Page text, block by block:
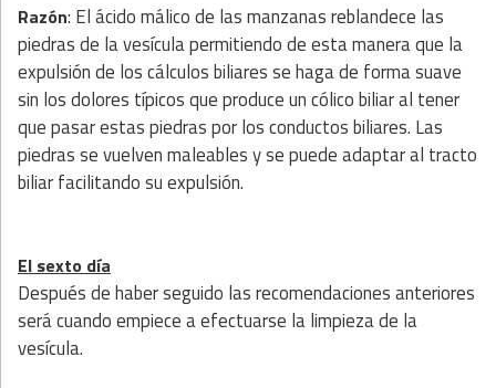
Razón: El ácido málico de las manzanas reblandece las
piedras de la vesícula permitiendo de esta manera que la
expulsión de los cálculos biliares se haga de forma suave
sin los dolores típicos que produce un cólico biliar al tener
que pasar estas piedras por los conductos biliares. Las
piedras se vuelven maleables y se puede adaptar al tracto
biliar facilitando su expulsión.
El sexto día
Después de haber seguido las recomendaciones anteriores
será cuando empiece a efectuarse la limpieza de la
vesícula.